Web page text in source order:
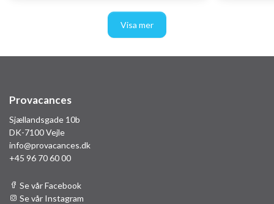
Visa mer
Provacances
Sjællandsgade 10b
DK-7100 Vejle
info@provacances.dk
+45 96 70 60 00
Se vår Facebook
Se vår Instagram